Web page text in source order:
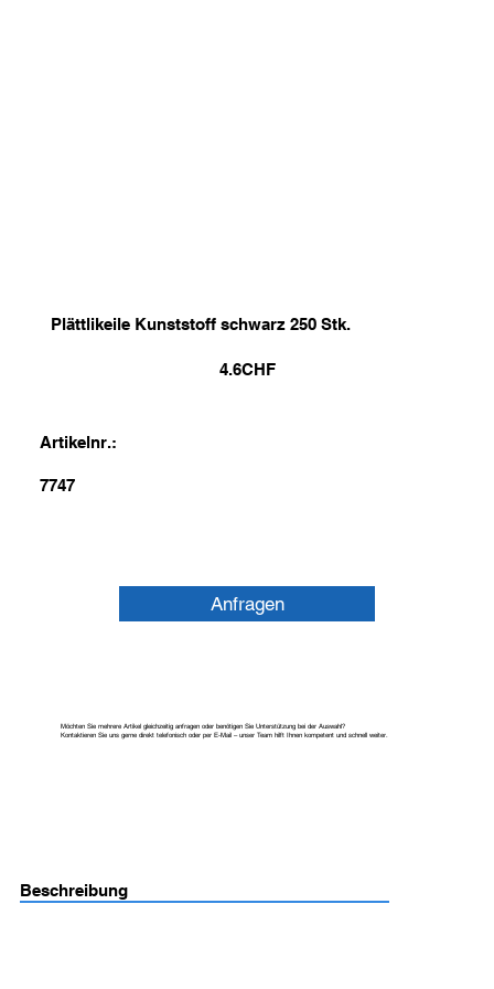
Plättlikeile Kunststoff schwarz 250 Stk.
4.6CHF
Artikelnr.:
7747
Anfragen
Möchten Sie mehrere Artikel gleichzeitig anfragen oder benötigen Sie Unterstützung bei der Auswahl?
Kontaktieren Sie uns gerne direkt telefonisch oder per E-Mail – unser Team hilft Ihnen kompetent und schnell weiter.
Beschreibung